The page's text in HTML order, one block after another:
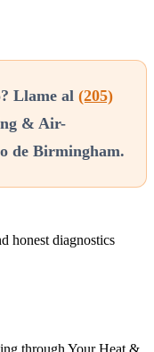
Llame al (205)
& Air-
de Birmingham.
honest diagnostics
through Your Heat &